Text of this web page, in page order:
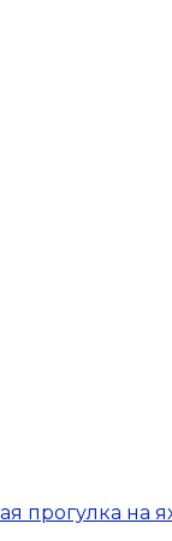
прогулка на